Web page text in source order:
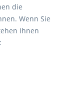
die
Wenn Sie
Ihnen